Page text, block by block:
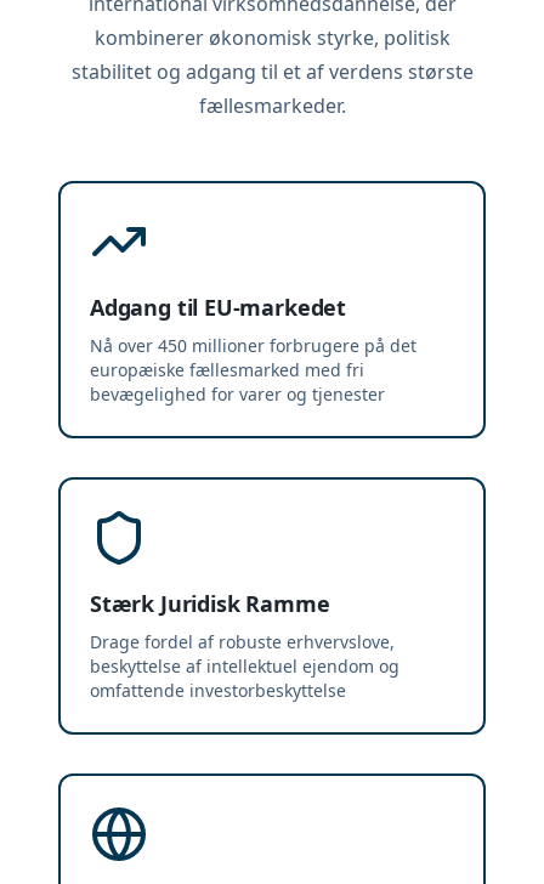
kombinerer økonomisk styrke, politisk
stabilitet og adgang til et af verdens største
fællesmarkeder.
Adgang til EU-markedet
Nå over 450 millioner forbrugere på det
europæiske fællesmarked med fri
bevægelighed for varer og tjenester
Stærk Juridisk Ramme
Drage fordel af robuste erhvervslove,
beskyttelse af intellektuel ejendom og
omfattende investorbeskyttelse